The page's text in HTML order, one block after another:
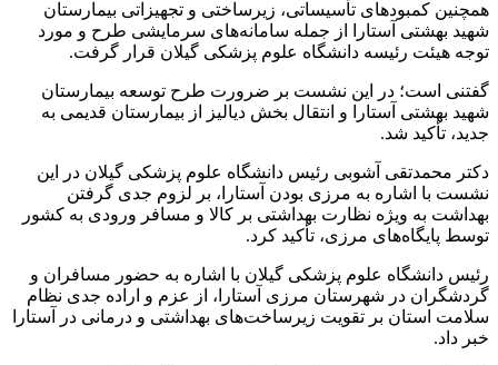
همچنین کمبودهای تأسیساتی، زیرساختی و تجهیزاتی بیمارستان
شهید بهشتی آستارا از جمله سامانه‌های سرمایشی طرح و مورد
توجه هیئت رئیسه دانشگاه علوم پزشکی گیلان قرار گرفت.
گفتنی است؛ در این نشست بر ضرورت طرح توسعه بیمارستان
شهید بهشتی آستارا و انتقال بخش دیالیز از بیمارستان قدیمی به
جدید، تأکید شد.
دکتر محمدتقی آشوبی رئیس دانشگاه علوم پزشکی گیلان در این
نشست با اشاره به مرزی بودن آستارا، بر لزوم جدی گرفتن
بهداشت به ویژه نظارت بهداشتی بر کالا و مسافر ورودی به کشور
توسط پایگاه‌های مرزی، تأکید کرد.
رئیس دانشگاه علوم پزشکی گیلان با اشاره به حضور مسافران و
گردشگران در شهرستان مرزی آستارا، از عزم و اراده جدی نظام
سلامت استان بر تقویت زیرساخت‌های بهداشتی و درمانی در آستارا
خبر داد.